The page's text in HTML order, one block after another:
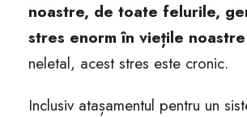
noastre, de toate felurile,
stres enorm în viețile noastre
neletal, acest stres este cronic.
Inclusiv atașamentul pentru un